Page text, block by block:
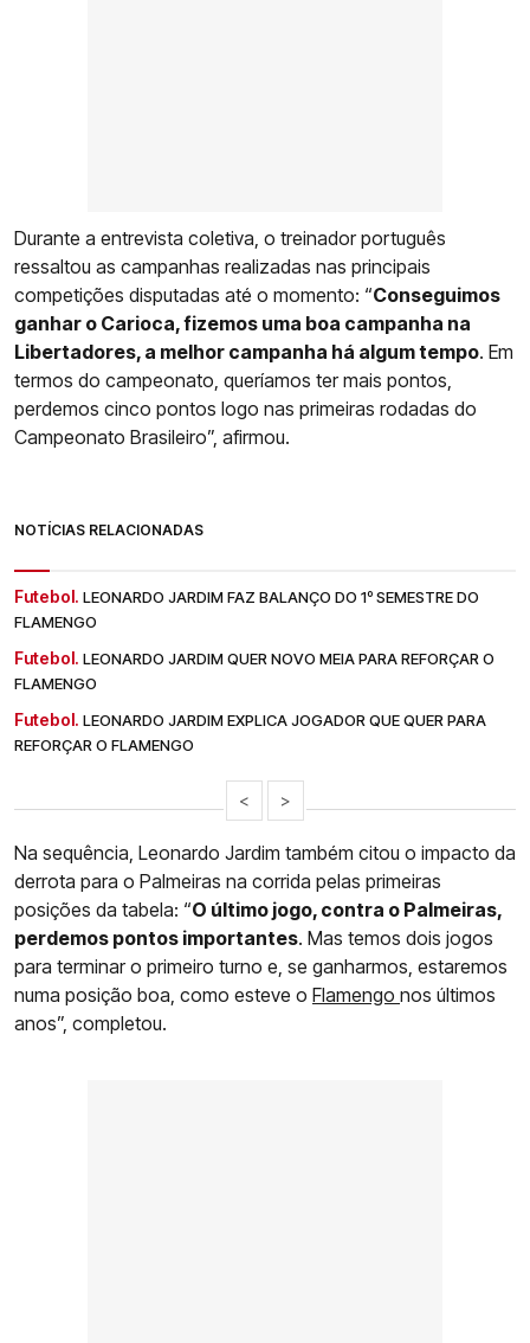
Durante a entrevista coletiva, o treinador português
ressaltou as campanhas realizadas nas principais
competições disputadas até o momento: “Conseguimos
ganhar o Carioca, fizemos uma boa campanha na
Libertadores, a melhor campanha há algum tempo. Em
termos do campeonato, queríamos ter mais pontos,
perdemos cinco pontos logo nas primeiras rodadas do
Campeonato Brasileiro”, afirmou.
NOTÍCIAS RELACIONADAS
Futebol. LEONARDO JARDIM FAZ BALANÇO DO 1º SEMESTRE DO
FLAMENGO
Futebol. LEONARDO JARDIM QUER NOVO MEIA PARA REFORÇAR O
FLAMENGO
Futebol. LEONARDO JARDIM EXPLICA JOGADOR QUE QUER PARA
REFORÇAR O FLAMENGO
< >
Na sequência, Leonardo Jardim também citou o impacto da
derrota para o Palmeiras na corrida pelas primeiras
posições da tabela: “O último jogo, contra o Palmeiras,
perdemos pontos importantes. Mas temos dois jogos
para terminar o primeiro turno e, se ganharmos, estaremos
numa posição boa, como esteve o Flamengo nos últimos
anos”, completou.